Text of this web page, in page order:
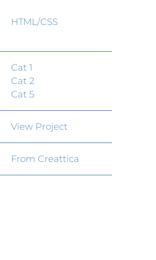
HTML/CSS
Cat 1
Cat 2
Cat 5
View Project
From Creattica